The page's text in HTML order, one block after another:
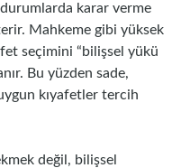
karar verme
Mahkeme gibi yüksek
seçimini “bilişsel yükü
Bu yüzden sade,
kıyafetler tercih
değil, bilişsel